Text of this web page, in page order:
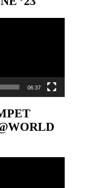
06:37